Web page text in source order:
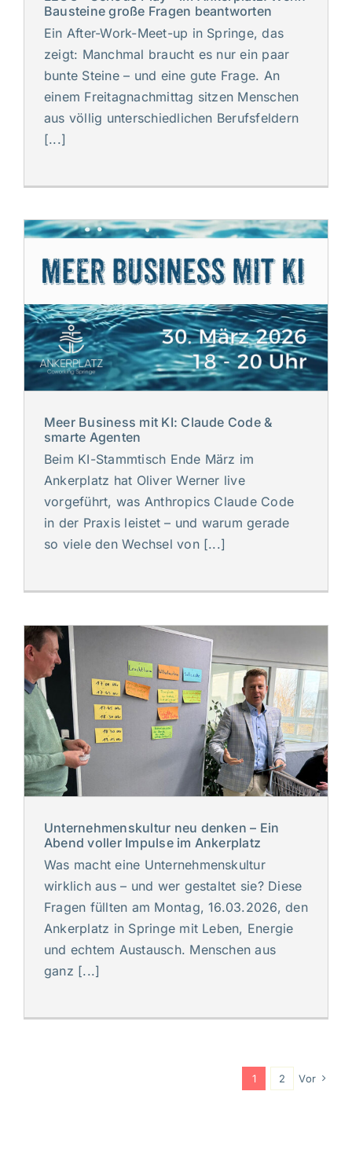
Bausteine große Fragen beantworten
Ein After-Work-Meet-up in Springe, das
zeigt: Manchmal braucht es nur ein paar
bunte Steine – und eine gute Frage. An
einem Freitagnachmittag sitzen Menschen
aus völlig unterschiedlichen Berufsfeldern
[...]
Meer Business mit KI: Claude Code &
smarte Agenten
Beim KI-Stammtisch Ende März im
Ankerplatz hat Oliver Werner live
vorgeführt, was Anthropics Claude Code
in der Praxis leistet – und warum gerade
so viele den Wechsel von [...]
Unternehmenskultur neu denken – Ein
Abend voller Impulse im Ankerplatz
Was macht eine Unternehmenskultur
wirklich aus – und wer gestaltet sie? Diese
Fragen füllten am Montag, 16.03.2026, den
Ankerplatz in Springe mit Leben, Energie
und echtem Austausch. Menschen aus
ganz [...]
1 2 Vor